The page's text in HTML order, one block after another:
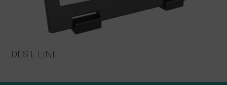
DES L LINE